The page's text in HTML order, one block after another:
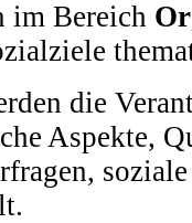
im Bereich
die
Aspekte,